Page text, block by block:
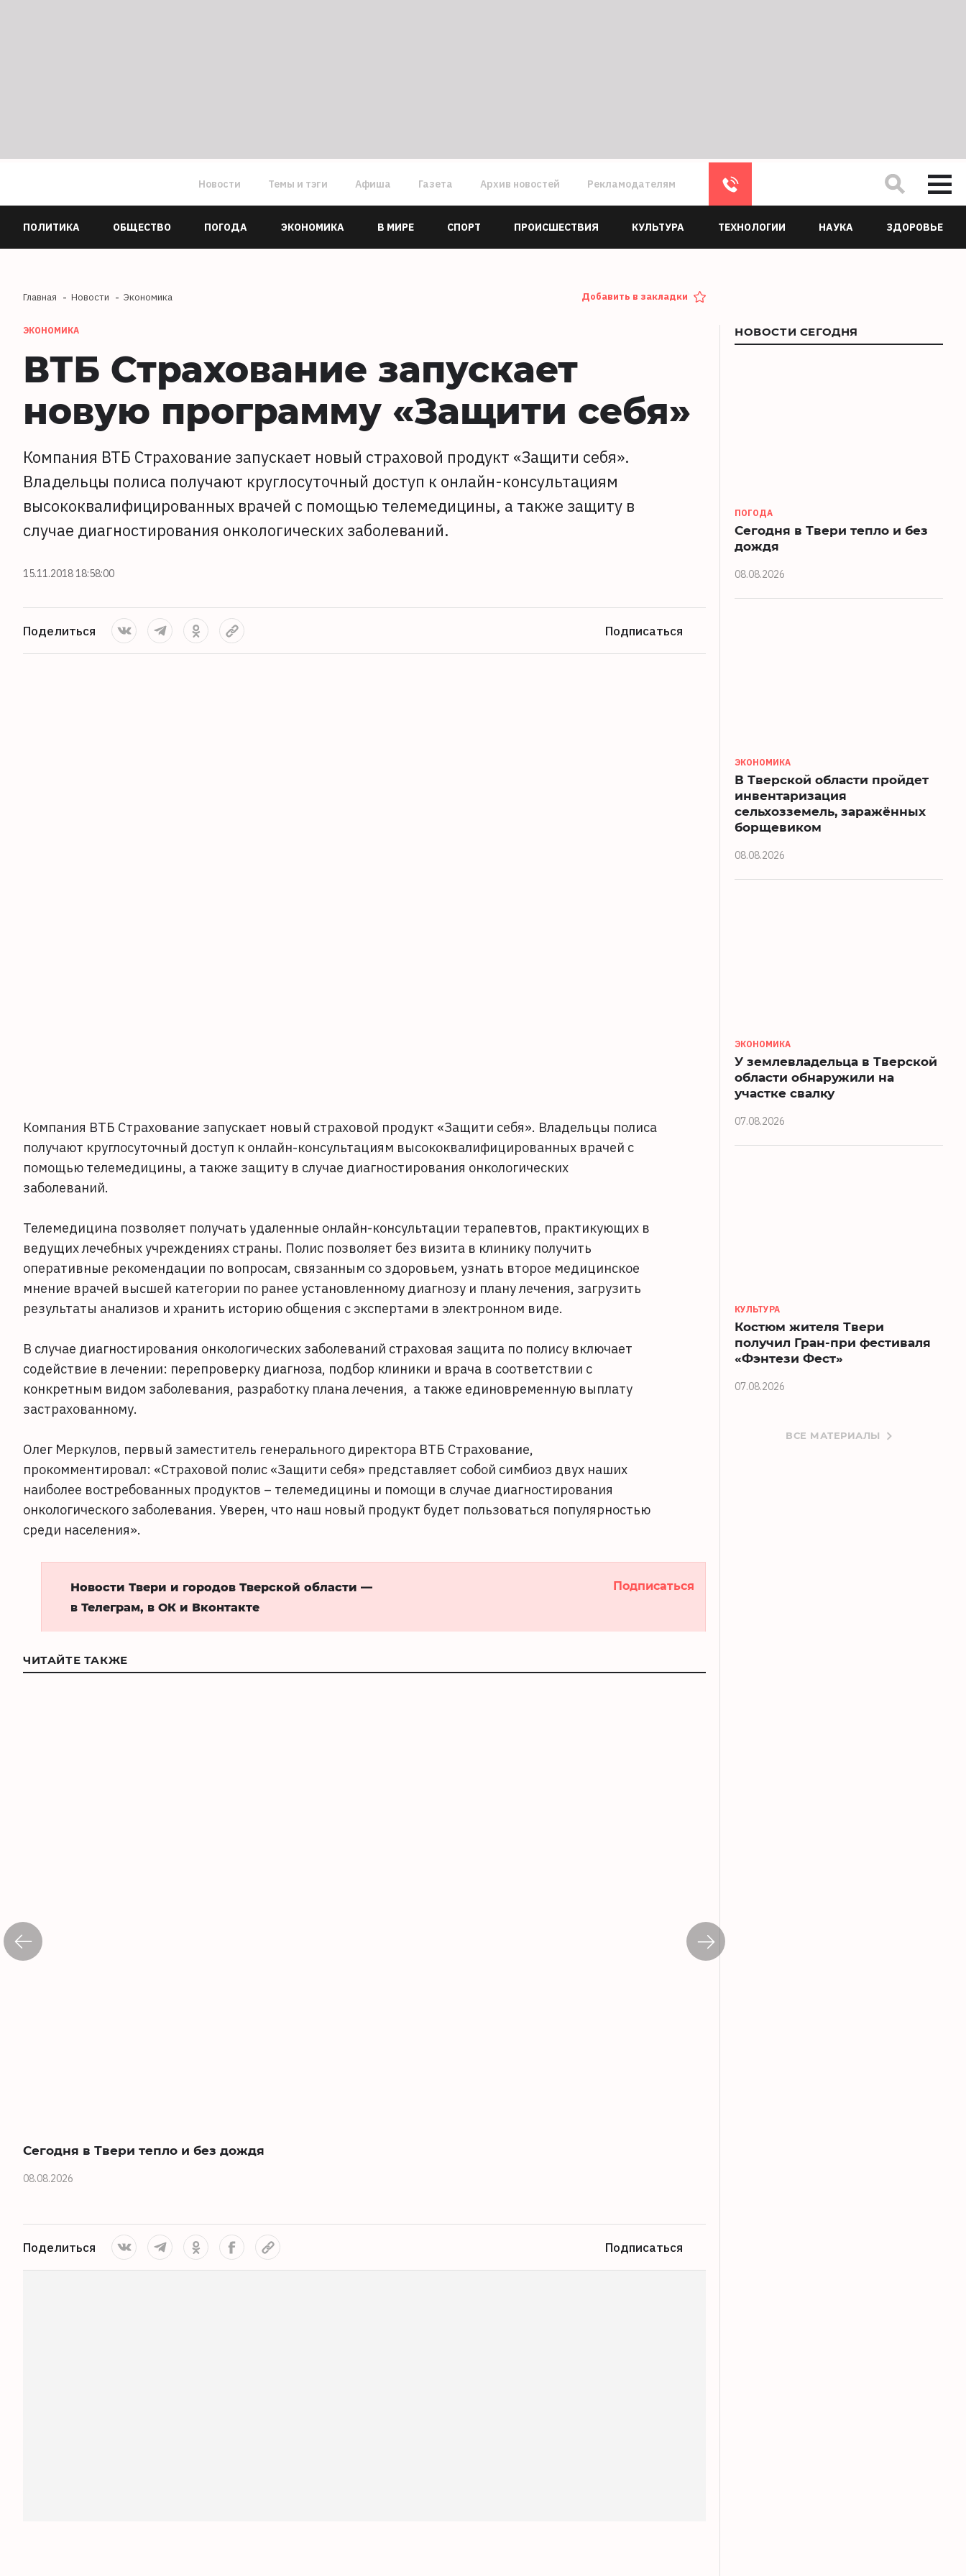
Новости Темы и тэги Афиша Газета Архив новостей Рекламодателям
ПОЛИТИКА ОБЩЕСТВО ПОГОДА ЭКОНОМИКА В МИРЕ СПОРТ ПРОИСШЕСТВИЯ КУЛЬТУРА ТЕХНОЛОГИИ НАУКА ЗДОРОВЬЕ
Главная Новости Экономика Добавить в закладки
ЭКОНОМИКА
ВТБ Страхование запускает
новую программу «Защити себя»
Компания ВТБ Страхование запускает новый страховой продукт «Защити себя».
Владельцы полиса получают круглосуточный доступ к онлайн-консультациям
высококвалифицированных врачей с помощью телемедицины, а также защиту в
случае диагностирования онкологических заболеваний.
15.11.2018 18:58:00
Поделиться Подписаться
Компания ВТБ Страхование запускает новый страховой продукт «Защити себя». Владельцы полиса
получают круглосуточный доступ к онлайн-консультациям высококвалифицированных врачей с
помощью телемедицины, а также защиту в случае диагностирования онкологических
заболеваний.
Телемедицина позволяет получать удаленные онлайн-консультации терапевтов, практикующих в
ведущих лечебных учреждениях страны. Полис позволяет без визита в клинику получить
оперативные рекомендации по вопросам, связанным со здоровьем, узнать второе медицинское
мнение врачей высшей категории по ранее установленному диагнозу и плану лечения, загрузить
результаты анализов и хранить историю общения с экспертами в электронном виде.
В случае диагностирования онкологических заболеваний страховая защита по полису включает
содействие в лечении: перепроверку диагноза, подбор клиники и врача в соответствии с
конкретным видом заболевания, разработку плана лечения, а также единовременную выплату
застрахованному.
Олег Меркулов, первый заместитель генерального директора ВТБ Страхование,
прокомментировал: «Страховой полис «Защити себя» представляет собой симбиоз двух наших
наиболее востребованных продуктов – телемедицины и помощи в случае диагностирования
онкологического заболевания. Уверен, что наш новый продукт будет пользоваться популярностью
среди населения».
Новости Твери и городов Тверской области —
в Телеграм, в ОК и Вконтакте
Подписаться
ЧИТАЙТЕ ТАКЖЕ
Сегодня в Твери тепло и без дождя
08.08.2026
Поделиться Подписаться
НОВОСТИ СЕГОДНЯ
ПОГОДА
Сегодня в Твери тепло и без
дождя
08.08.2026
ЭКОНОМИКА
В Тверской области пройдет
инвентаризация
сельхозземель, заражённых
борщевиком
08.08.2026
ЭКОНОМИКА
У землевладельца в Тверской
области обнаружили на
участке свалку
07.08.2026
КУЛЬТУРА
Костюм жителя Твери
получил Гран-при фестиваля
«Фэнтези Фест»
07.08.2026
ВСЕ МАТЕРИАЛЫ